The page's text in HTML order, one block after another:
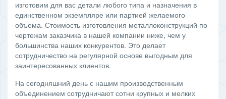
изготовим для вас детали любого типа и назначения в
единственном экземпляре или партией желаемого
объема. Стоимость изготовления металлоконструкций по
чертежам заказчика в нашей компании ниже, чем у
большинства наших конкурентов. Это делает
сотрудничество на регулярной основе выгодным для
заинтересованных клиентов.
На сегодняшний день с нашим производственным
объединением сотрудничают сотни крупных и мелких